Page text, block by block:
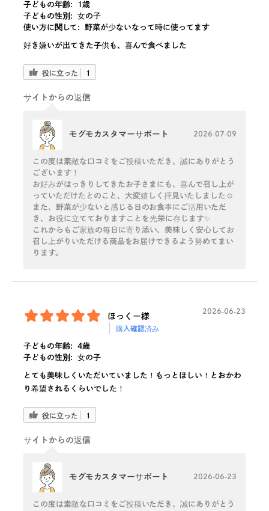
子どもの年齢:
1歳
子どもの性別:
女の子
使い方に関して:
野菜が少ないなって時に使ってます
好き嫌いが出てきた子供も、喜んで食べました
役に立った 1
サイトからの返信
モグモカスタマーサポート 2026-07-09
この度は素敵な口コミをご投稿いただき、誠にありがとう
ございます！
お好みがはっきりしてきたお子さまにも、喜んで召し上が
っていただけたとのこと、大変嬉しく拝見いたしました☺️
また、野菜が少ないと感じる日のお食事にご活用いただ
き、お役に立てておりますことを光栄に存じます✨
これからもご家族の毎日に寄り添い、美味しく安心してお
召し上がりいただける商品をお届けできるよう努めてまい
ります。
ほっくー様
購入確認済み
2026-06-23
子どもの年齢:
4歳
子どもの性別:
女の子
とても美味しくいただいていました！もっとほしい！とおかわ
り希望されるくらいでした！
役に立った 1
サイトからの返信
モグモカスタマーサポート 2026-06-23
この度は素敵な口コミをご投稿いただき、誠にありがとう